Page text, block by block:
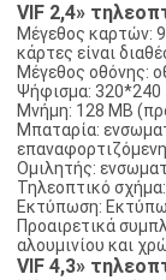
VIF 2,4»
Μέγεθος καρτών:
κάρτες είναι
Μέγεθος οθόνης:
Ψήφισμα: 320*240
Μνήμη: 128 ΜΒ
Μπαταρία:
επαναφορτιζόμενη
Ομιλητής:
Τηλεοπτικό σχήμα:
Εκτύπωση:
Προαιρετικά
αλουμινίου και
VIF 4,3»